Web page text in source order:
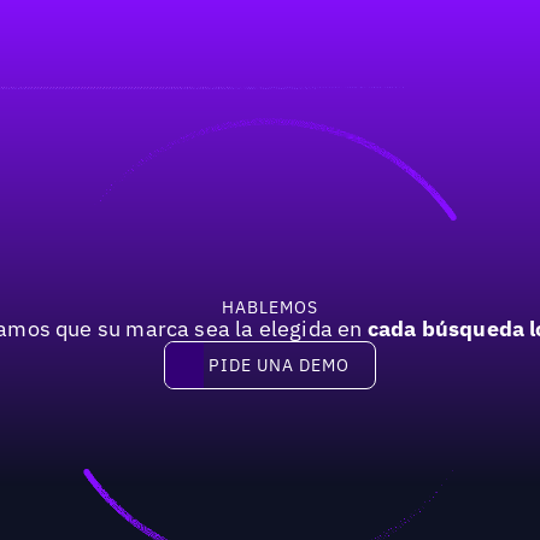
HABLEMOS
que su marca sea la elegida en cada búsqueda
Pide una demo
PIDE UNA DEMO